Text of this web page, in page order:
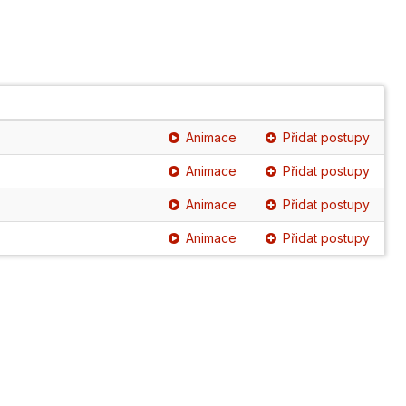
Animace Přidat postupy
Animace Přidat postupy
Animace Přidat postupy
Animace Přidat postupy